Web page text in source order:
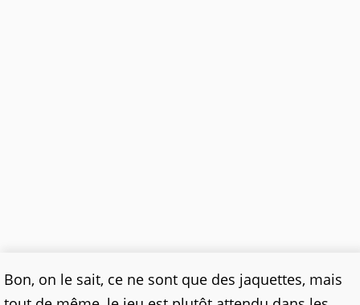
Bon, on le sait, ce ne sont que des jaquettes, mais